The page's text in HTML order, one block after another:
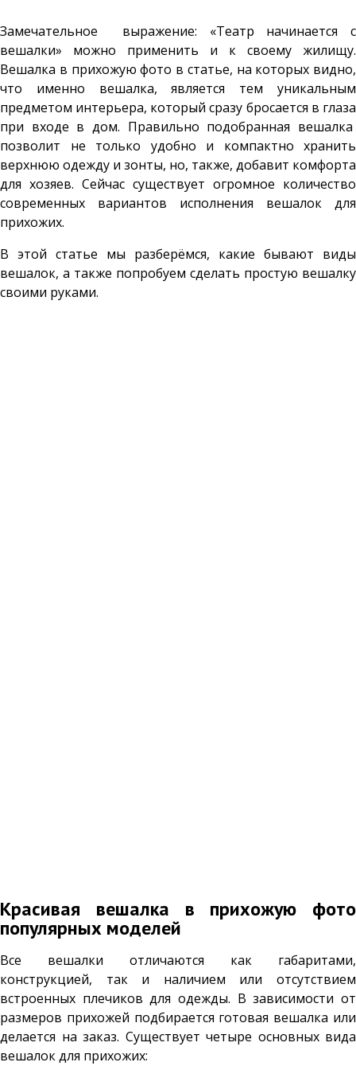
Замечательное выражение: «Театр начинается с
вешалки» можно применить и к своему жилищу.
Вешалка в прихожую фото в статье, на которых видно,
что именно вешалка, является тем уникальным
предметом интерьера, который сразу бросается в глаза
при входе в дом. Правильно подобранная вешалка
позволит не только удобно и компактно хранить
верхнюю одежду и зонты, но, также, добавит комфорта
для хозяев. Сейчас существует огромное количество
современных вариантов исполнения вешалок для
прихожих.
В этой статье мы разберёмся, какие бывают виды
вешалок, а также попробуем сделать простую вешалку
своими руками.
Красивая вешалка в прихожую фото
популярных моделей
Все вешалки отличаются как габаритами,
конструкцией, так и наличием или отсутствием
встроенных плечиков для одежды. В зависимости от
размеров прихожей подбирается готовая вешалка или
делается на заказ. Существует четыре основных вида
вешалок для прихожих: